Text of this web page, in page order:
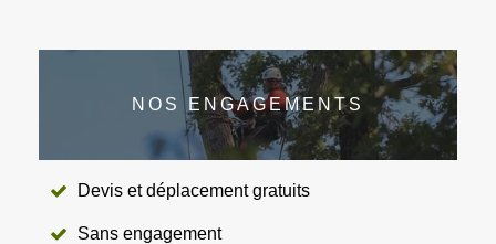
NOS ENGAGEMENTS
Devis et déplacement gratuits
Sans engagement